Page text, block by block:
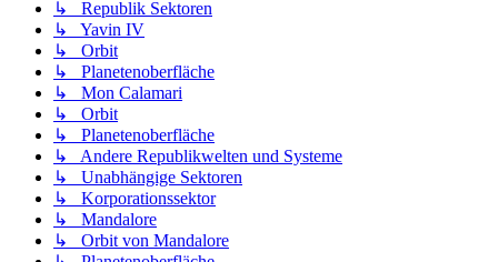
↳ Republik Sektoren
↳ Yavin IV
↳ Orbit
↳ Planetenoberfläche
↳ Mon Calamari
↳ Orbit
↳ Planetenoberfläche
↳ Andere Republikwelten und Systeme
↳ Unabhängige Sektoren
↳ Korporationssektor
↳ Mandalore
↳ Orbit von Mandalore